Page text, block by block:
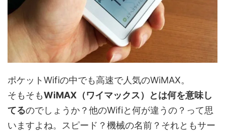
ポケットWifiの中でも高速で人気のWiMAX。
そもそもWiMAX（ワイマックス）とは何を意味し
てるのでしょうか？他のWifiと何が違うの？って思
いますよね。スピード？機械の名前？それともサー